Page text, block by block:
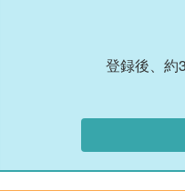
登録後、約